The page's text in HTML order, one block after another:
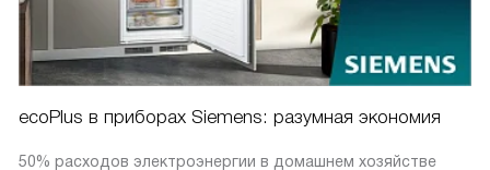
ecoPlus в приборах Siemens: разумная экономия
50% расходов электроэнергии в домашнем хозяйстве